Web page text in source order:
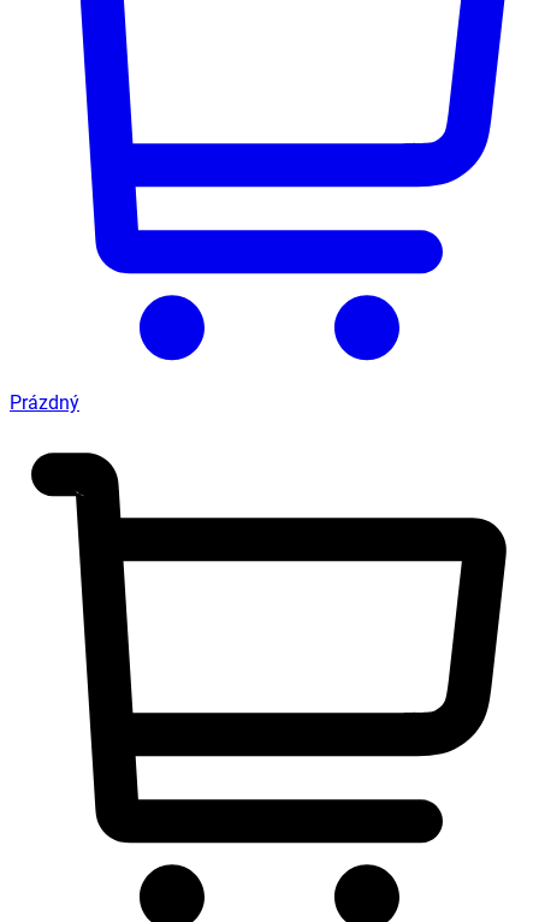
Prázdný